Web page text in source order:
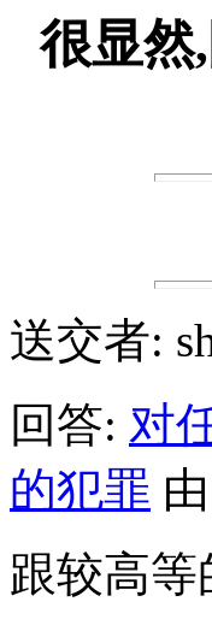
很显然
送交者:
回答: 对
的犯罪
跟较高